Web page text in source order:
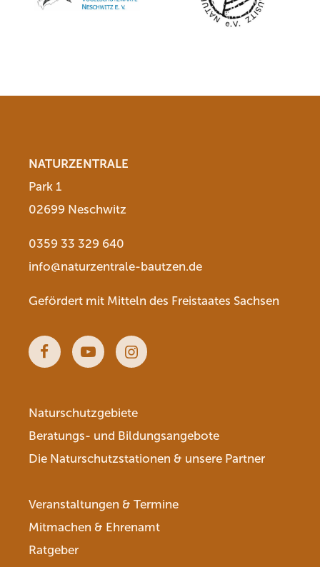
NATURZENTRALE
Park 1
02699 Neschwitz
0359 33 329 640
info@naturzentrale-bautzen.de
Gefördert mit Mitteln des Freistaates Sachsen
FacebookYoutubeInstagram
Naturschutzgebiete
Beratungs- und Bildungsangebote
Die Naturschutzstationen & unsere Partner
Veranstaltungen & Termine
Mitmachen & Ehrenamt
Ratgeber